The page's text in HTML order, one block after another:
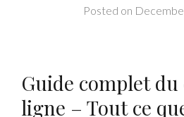
Posted on
Guide complet du
ligne – Tout ce